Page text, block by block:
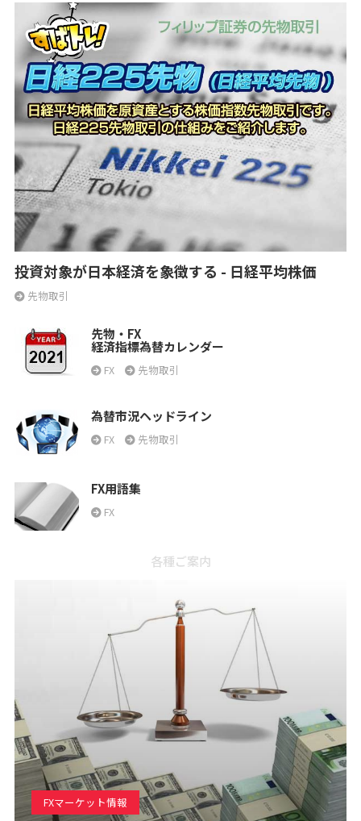
投資対象が日本経済を象徴する - 日経平均株価
先物取引
先物・FX
経済指標為替カレンダー
FX 先物取引
為替市況ヘッドライン
FX 先物取引
FX用語集
FX
各種ご案内
FXマーケット情報